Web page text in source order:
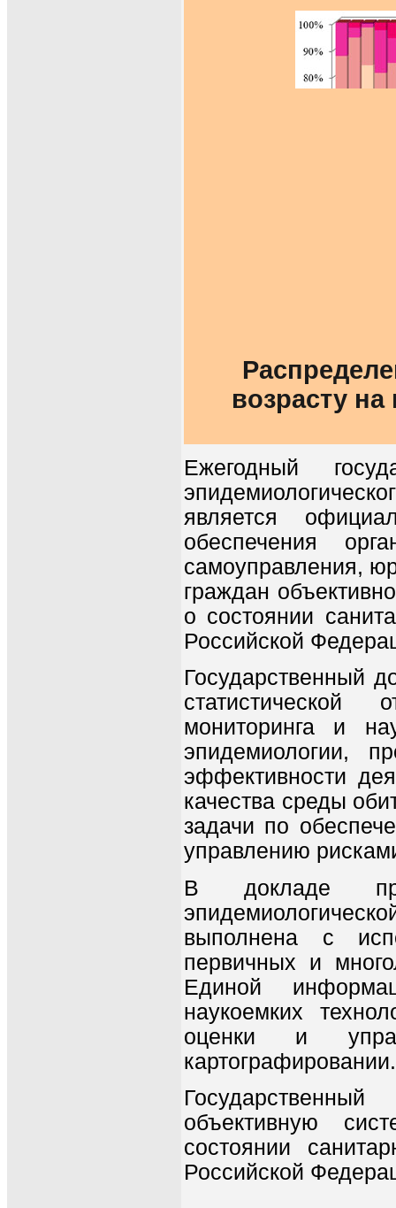
возрасту
Ежегодный
является
обеспечения
самоуправления,
граждан
о состоянии
Российской
Государственный
статистической
мониторинга и
эпидемиологии,
эффективности
качества среды
задачи по
управлению
В докладе
выполнена с
первичных и
Единой
наукоемких
оценки и
картографировании.
объективную
состоянии
Российской